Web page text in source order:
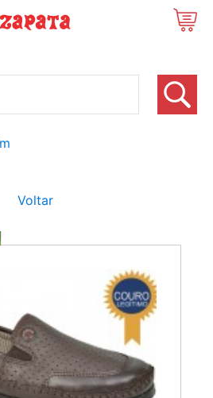
Voltar